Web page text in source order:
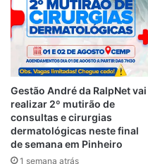
conservação de
a contaminação
Zilmar Gomes
coordenadora da
Durante o curso,
Erivaldo Matos
não poderia colocar
usa para
Gestão André da RalpNet vai
realizar 2º mutirão de
consultas e cirurgias
dermatológicas neste final
de semana em Pinheiro
1 semana atrás